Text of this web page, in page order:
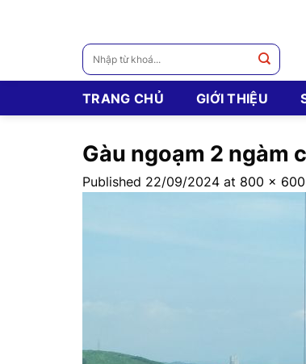
Tìm
kiếm:
TRANG CHỦ GIỚI THIỆU
Gàu ngoạm 2 ngàm
Published 22/09/2024 at 800 × 600